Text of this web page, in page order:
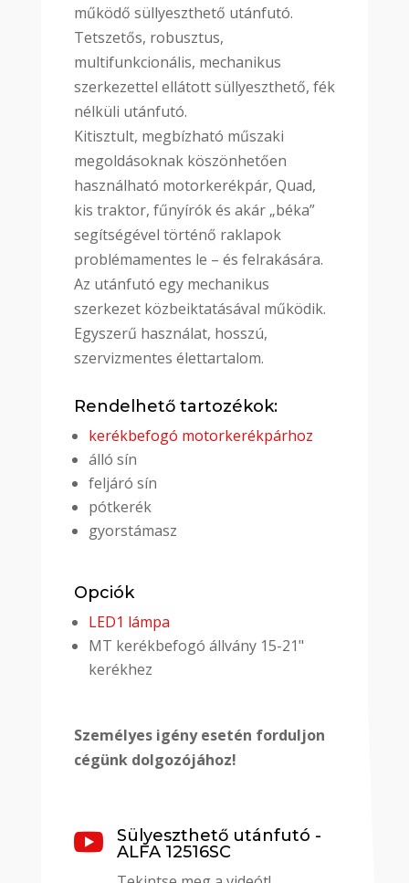
működő süllyeszthető utánfutó.
Tetszetős, robusztus,
multifunkcionális, mechanikus
szerkezettel ellátott süllyeszthető, fék
nélküli utánfutó.
Kitisztult, megbízható műszaki
megoldásoknak köszönhetően
használható motorkerékpár, Quad,
kis traktor, fűnyírók és akár „béka”
segítségével történő raklapok
problémamentes le – és felrakására.
Az utánfutó egy mechanikus
szerkezet közbeiktatásával működik.
Egyszerű használat, hosszú,
szervizmentes élettartalom.
Rendelhető tartozékok:
kerékbefogó motorkerékpárhoz
álló sín
feljáró sín
pótkerék
gyorstámasz
Opciók
LED1 lámpa
MT kerékbefogó állvány 15-21"
kerékhez
Személyes igény esetén forduljon
cégünk dolgozójához!

Sülyeszthető utánfutó -
ALFA 12516SC